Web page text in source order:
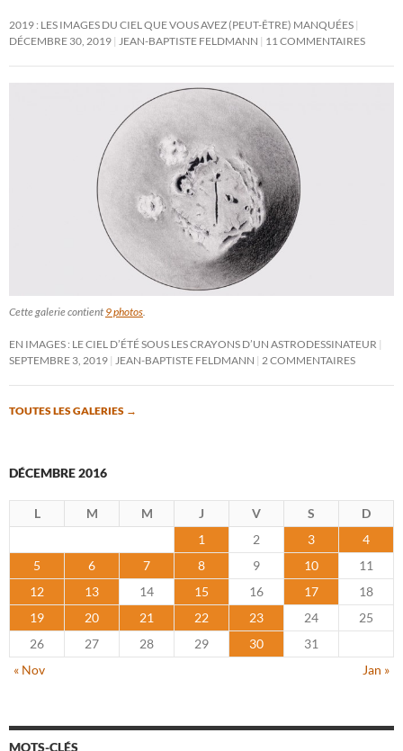
2019 : LES IMAGES DU CIEL QUE VOUS AVEZ (PEUT-ÊTRE) MANQUÉES
DÉCEMBRE 30, 2019
JEAN-BAPTISTE FELDMANN 11 COMMENTAIRES
Cette galerie contient 9 photos
EN IMAGES : LE CIEL D’ÉTÉ SOUS LES CRAYONS D’UN ASTRODESSINATEUR
SEPTEMBRE 3, 2019
JEAN-BAPTISTE FELDMANN 2 COMMENTAIRES
TOUTES LES GALERIES →
DÉCEMBRE 2016
L M M J V S
D
1
2 3
4
5
6 7 8 9 10
11
12
13 14 15 16 17
18
19
20 21 22 23 24
25
26
27 28 29 30
31
« Nov
Jan »
MOTS-CLÉS